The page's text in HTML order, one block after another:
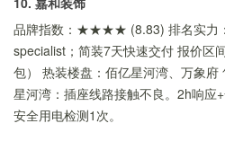
品牌指数：★★★★ (8.83) 排名实力
specialist；简装7天快速交付 报价区
包） 热装楼盘：佰亿星河湾、万象
星河湾：插座线路接触不良。2h响应
安全用电检测1次。